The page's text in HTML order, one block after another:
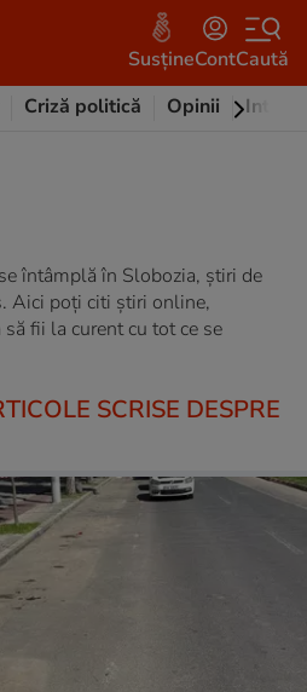
SusțineContCaută
Criză politică Opinii
întâmplă în Slobozia, știri de
Aici poți citi știri online,
fii la curent cu tot ce se
SCRISE DESPRE